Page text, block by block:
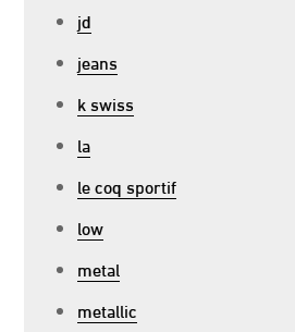
jd
jeans
k swiss
la
le coq sportif
low
metal
metallic